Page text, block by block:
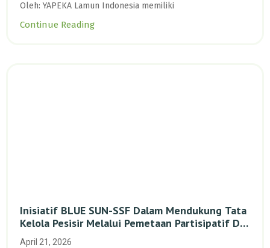
Oleh: YAPEKA Lamun Indonesia memiliki
Continue Reading
Inisiatif BLUE SUN-SSF Dalam Mendukung Tata
Kelola Pesisir Melalui Pemetaan Partisipatif Di
Enam Desa Kepulauan Riau
April 21, 2026